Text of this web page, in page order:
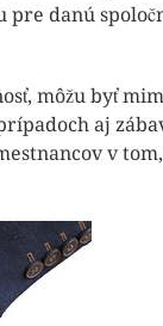
danú
môžu byť
aj
v